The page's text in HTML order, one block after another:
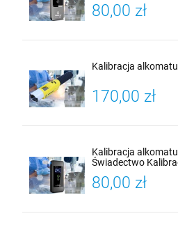
80,00 zł
Kalibracja
170,00 zł
Kalibracja
Świadectwo
80,00 zł